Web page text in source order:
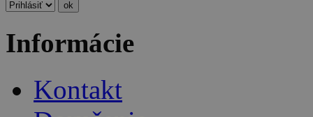
Informácie
Kontakt